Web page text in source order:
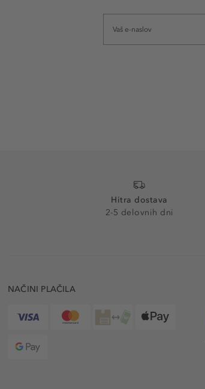
Hitra dostava
2-5 delovnih dni
NAČINI PLAČILA